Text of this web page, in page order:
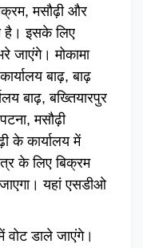
मसौढ़ी और
है। इसके लिए
जाएंगे। मोकामा
बाढ़, बाढ़
बाढ़, बख्तियारपुर
मसौढ़ी
के कार्यालय में
के लिए बिक्रम
यहां एसडीओ
वोट डाले जाएंगे।